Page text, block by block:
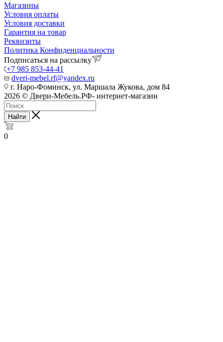
Магазины
Условия оплаты
Условия доставки
Гарантия на товар
Реквизиты
Политика Конфиденциальности
Подписаться на рассылку
+7 985 853-44-41
dveri-mebel.rf@yandex.ru
г. Наро-Фоминск, ул. Маршала Жукова, дом 84
2026 © Двери-Мебель.РФ- интернет-магазин
Найти
0